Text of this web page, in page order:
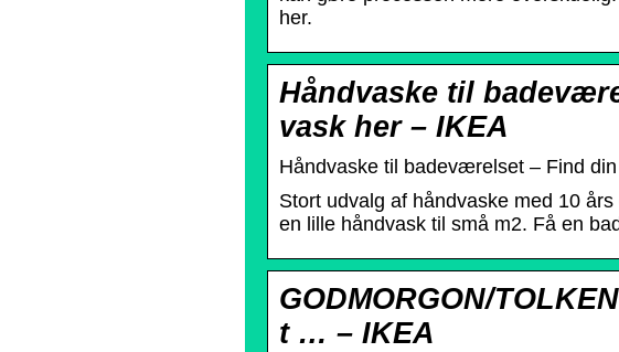
her.
Håndvaske til
vask her – IKEA
Håndvaske til badeværelset – Find
Stort udvalg af håndvaske med 10
en lille håndvask til små m2. Få en
GODMORGON/
t … – IKEA